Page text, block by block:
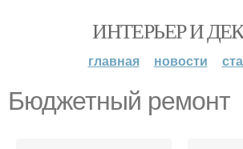
ИНТЕРЬЕР И
главная новости
Бюджетный ремонт